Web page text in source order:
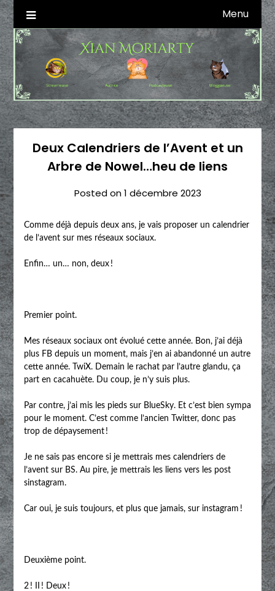
Skip
to
content
Xian Moriarty
Autrice SFFF & Blogueuse & Streameuse Menu
Deux Calendriers de l’Avent et un
Arbre de Nowel…heu de liens
Posted on1 décembre 2023
Comme déjà depuis deux ans, je vais proposer un calendrier
de l’avent sur mes réseaux sociaux.
Enfin… un… non, deux !
Premier point.
Mes réseaux sociaux ont évolué cette année. Bon, j’ai déjà
plus FB depuis un moment, mais j’en ai abandonné un autre
cette année. TwiX. Demain le rachat par l’autre glandu, ça
part en cacahuète. Du coup, je n’y suis plus.
Par contre, j’ai mis les pieds sur BlueSky. Et c’est bien sympa
pour le moment. C’est comme l’ancien Twitter, donc pas
trop de dépaysement !
Je ne sais pas encore si je mettrais mes calendriers de
l’avent sur BS. Au pire, je mettrais les liens vers les post
sinstagram.
Car oui, je suis toujours, et plus que jamais, sur instagram !
Deuxième point.
2 ! II ! Deux !